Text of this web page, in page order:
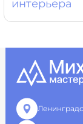
интерьера